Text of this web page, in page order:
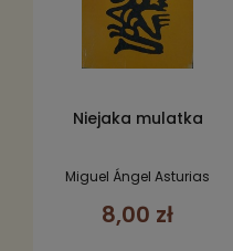
Niejaka mulatka
Miguel Ángel Asturias
8,00 zł